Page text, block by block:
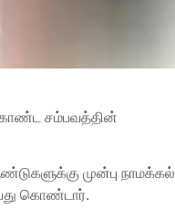
சம்பவத்தின்
முன்பு நாமக்கல்
கொண்டார்.